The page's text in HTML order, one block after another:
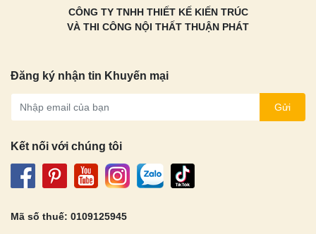
CÔNG TY TNHH THIẾT KẾ KIẾN TRÚC
VÀ THI CÔNG NỘI THẤT THUẬN PHÁT
Đăng ký nhận tin Khuyến mại
Gửi
Kết nối với chúng tôi
Mã số thuế: 0109125945